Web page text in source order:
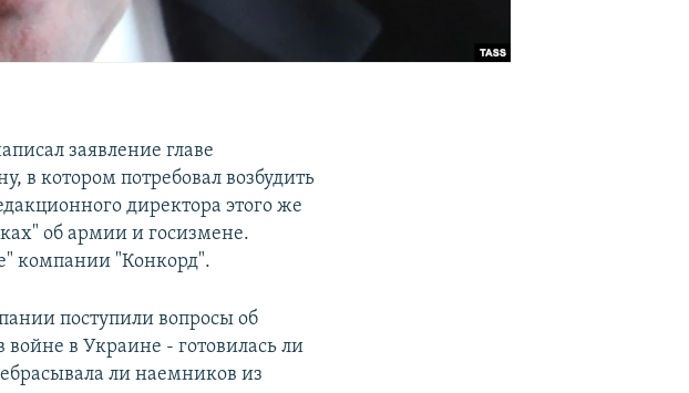
заявление главе
в котором потребовал возбудить
директора этого же
об армии и госизмене.
компании "Конкорд".
поступили вопросы об
в Украине - готовилась ли
ли наемников из